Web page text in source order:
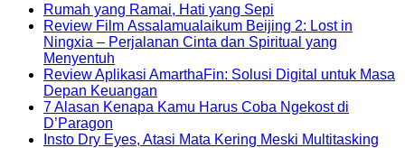
Rumah yang Ramai, Hati yang Sepi
Review Film Assalamualaikum Beijing 2: Lost in
Ningxia – Perjalanan Cinta dan Spiritual yang
Menyentuh
Review Aplikasi AmarthaFin: Solusi Digital untuk Masa
Depan Keuangan
7 Alasan Kenapa Kamu Harus Coba Ngekost di
D’Paragon
Insto Dry Eyes, Atasi Mata Kering Meski Multitasking